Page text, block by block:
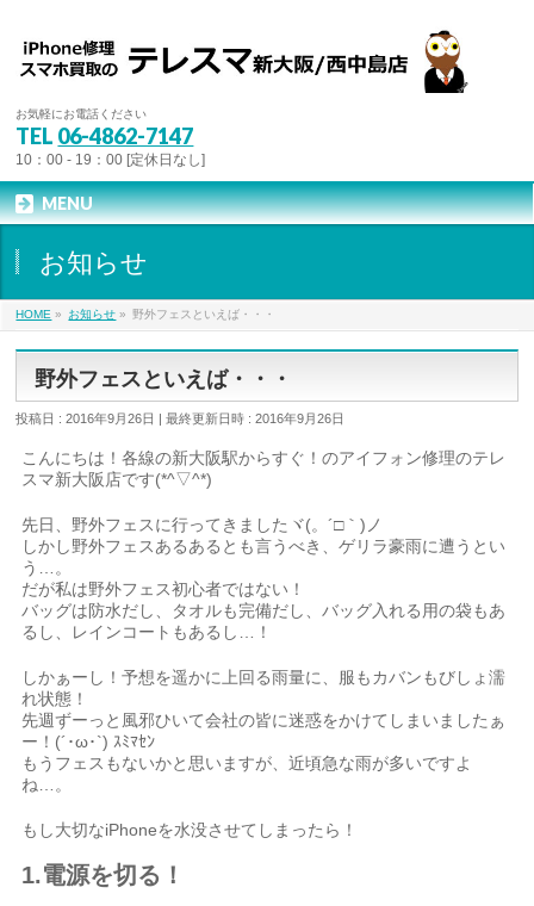
お気軽にお電話ください
TEL 06-4862-7147
10：00 - 19：00 [定休日なし]
MENU
お知らせ
HOME » お知らせ » 野外フェスといえば・・・
野外フェスといえば・・・
投稿日 : 2016年9月26日 最終更新日時 : 2016年9月26日
こんにちは！各線の新大阪駅からすぐ！のアイフォン修理のテレ
スマ新大阪店です(*^▽^*)
先日、野外フェスに行ってきましたヾ(。´□｀)ノ
しかし野外フェスあるあるとも言うべき、ゲリラ豪雨に遭うとい
う…。
だが私は野外フェス初心者ではない！
バッグは防水だし、タオルも完備だし、バッグ入れる用の袋もあ
るし、レインコートもあるし…！
しかぁーし！予想を遥かに上回る雨量に、服もカバンもびしょ濡
れ状態！
先週ずーっと風邪ひいて会社の皆に迷惑をかけてしまいましたぁ
ー！(´･ω･`) ｽﾐﾏｾﾝ
もうフェスもないかと思いますが、近頃急な雨が多いですよ
ね…。
もし大切なiPhoneを水没させてしまったら！
1.電源を切る！